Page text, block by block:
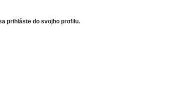
prihláste do svojho profilu.